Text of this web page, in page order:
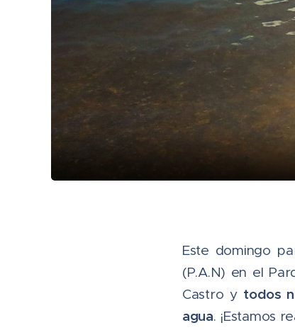
Este domingo
(P.A.N) en el
Castro y todos
agua. ¡Estamos